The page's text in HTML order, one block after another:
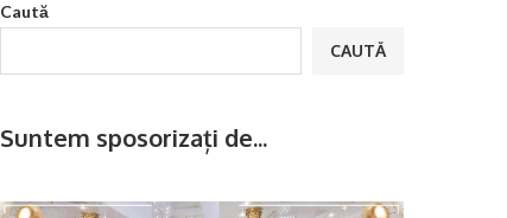
Caută
CAUTĂ
Suntem sposorizați de...